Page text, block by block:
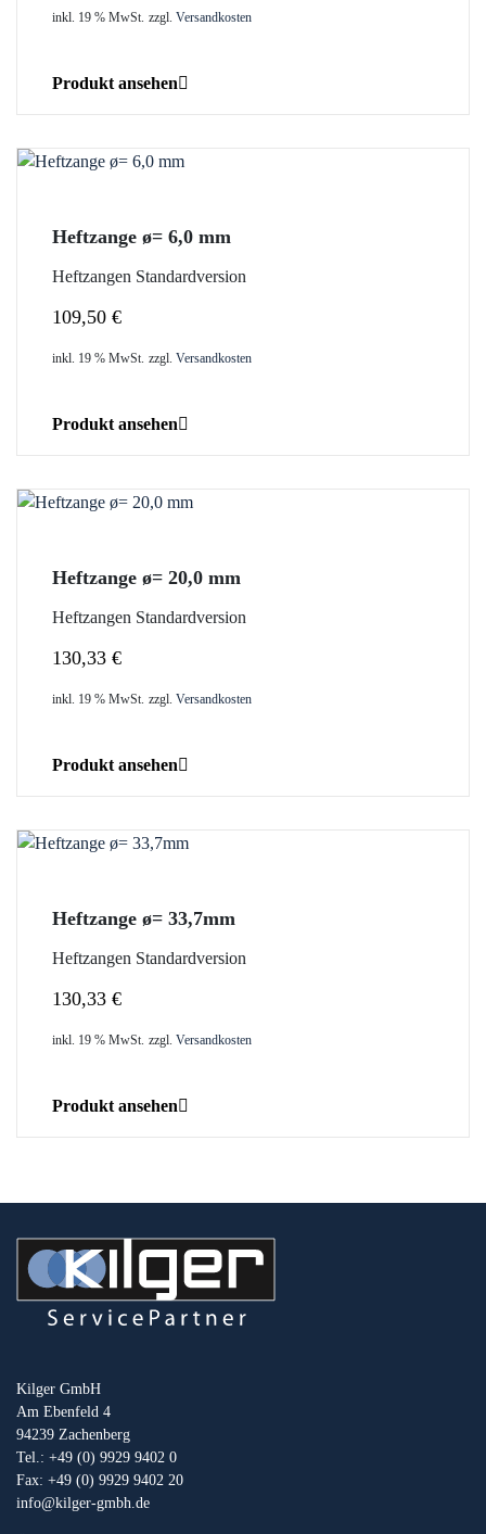
inkl. 19 % MwSt. zzgl. Versandkosten
Produkt ansehen
Heftzange ø= 6,0 mm
Heftzangen Standardversion
109,50 €
inkl. 19 % MwSt. zzgl. Versandkosten
Produkt ansehen
Heftzange ø= 20,0 mm
Heftzangen Standardversion
130,33 €
inkl. 19 % MwSt. zzgl. Versandkosten
Produkt ansehen
Heftzange ø= 33,7mm
Heftzangen Standardversion
130,33 €
inkl. 19 % MwSt. zzgl. Versandkosten
Produkt ansehen
Kilger GmbH
Am Ebenfeld 4
94239 Zachenberg
Tel.: +49 (0) 9929 9402 0
Fax: +49 (0) 9929 9402 20
info@kilger-gmbh.de